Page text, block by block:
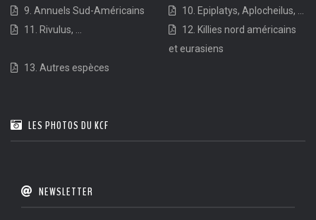
9. Annuels Sud-Américains
10. Epiplatys, Aplocheilus, ...
11. Rivulus, ...
12. Killies nord américains
et eurasiens
13. Autres espèces
LES PHOTOS DU KCF
NEWSLETTER